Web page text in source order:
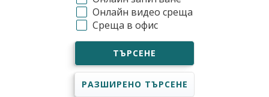
Онлайн видео среща
Среща в офис
ТЪРСЕНЕ
РАЗШИРЕНО ТЪРСЕНЕ